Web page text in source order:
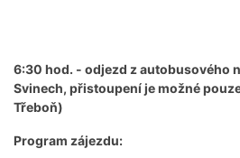
6:30 hod. - odjezd z autobusového
Svinech, přistoupení je možné
Třeboň)
Program zájezdu: